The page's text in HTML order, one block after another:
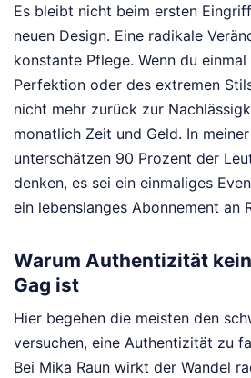
Es bleibt nicht beim ersten
neuen Design. Eine radikale
konstante Pflege. Wenn du
Perfektion oder des extremen
nicht mehr zurück zur
monatlich Zeit und Geld. In
unterschätzen 90 Prozent der
denken, es sei ein einmaliges
ein lebenslanges Abonnement an
Warum Authentizität
Gag ist
Hier begehen die meisten den
versuchen, eine Authentizität zu
Bei Mika Raun wirkt der Wandel